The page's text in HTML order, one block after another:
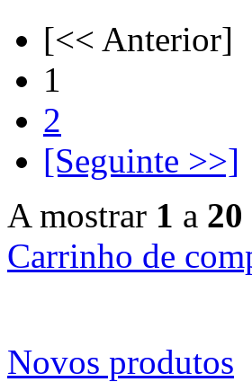
[<< Anterior]
1
2
[Seguinte >>]
A mostrar 1 a 20
Carrinho de
Novos produtos